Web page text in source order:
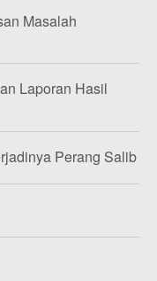
Masalah
Laporan Hasil
Perang Salib